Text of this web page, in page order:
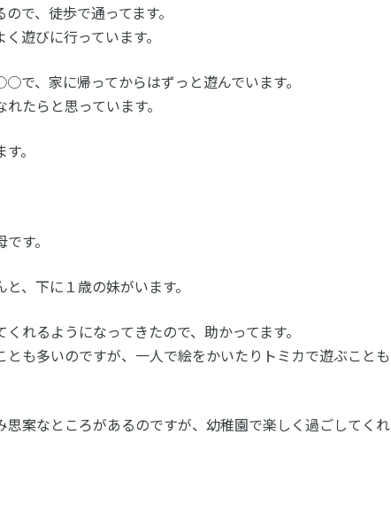
で、徒歩で通ってます。
遊びに行っています。
で、家に帰ってからはずっと遊んでいます。
たらと思っています。
。
す。
、下に１歳の妹がいます。
れるようになってきたので、助かってます。
も多いのですが、一人で絵をかいたりトミカで遊ぶことも
思案なところがあるのですが、幼稚園で楽しく過ごしてくれ